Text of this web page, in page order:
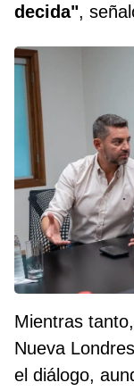
decida",
Mientras
Nueva
el diálogo,